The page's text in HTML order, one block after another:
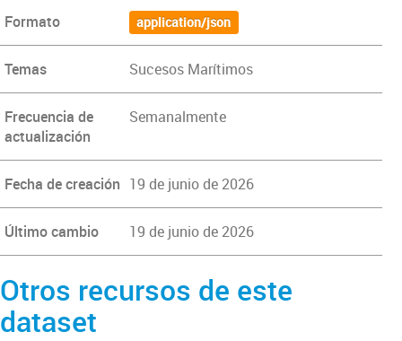
Formato application/json
Temas Sucesos Marítimos
Frecuencia de
actualización
Semanalmente
Fecha de creación 19 de junio de 2026
Último cambio 19 de junio de 2026
Otros recursos de este
dataset